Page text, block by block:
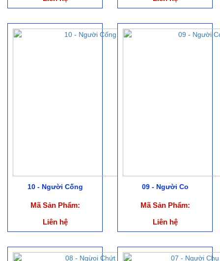
10 - Người Cống
Mã Sản Phẩm:
Liên hệ
09 - Người Co
Mã Sản Phẩm:
Liên hệ